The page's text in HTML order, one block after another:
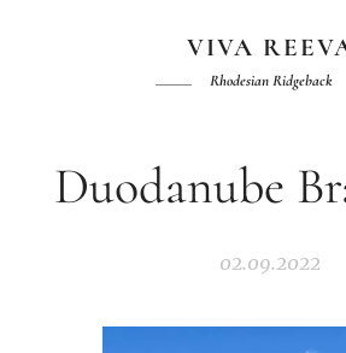
VIVA
Rhodesian Ridgeback
Duodanube
02.09.2022